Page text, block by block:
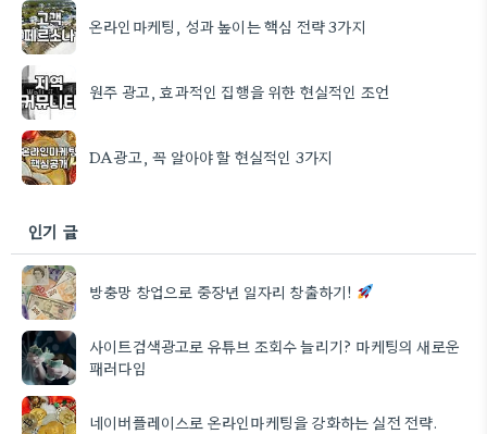
온라인마케팅, 성과 높이는 핵심 전략 3가지
원주 광고, 효과적인 집행을 위한 현실적인 조언
DA광고, 꼭 알아야 할 현실적인 3가지
인기 글
방충망 창업으로 중장년 일자리 창출하기!
사이트검색광고로 유튜브 조회수 늘리기? 마케팅의 새로운
패러다임
네이버플레이스로 온라인마케팅을 강화하는 실전 전략.